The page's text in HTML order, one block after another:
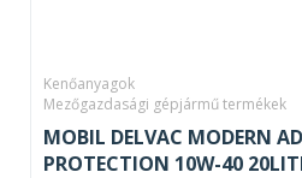
Kenőanyagok
Mezőgazdasági gépjármű termékek
MOBIL DELVAC MODERN
PROTECTION 10W-40